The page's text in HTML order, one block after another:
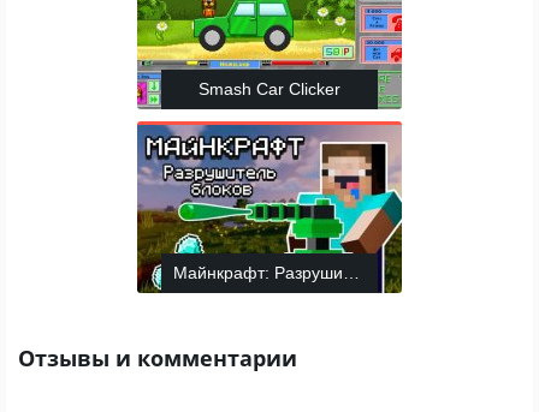
Smash Car Clicker
Отзывы и комментарии